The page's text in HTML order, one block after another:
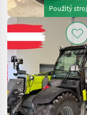
Použitý stroj